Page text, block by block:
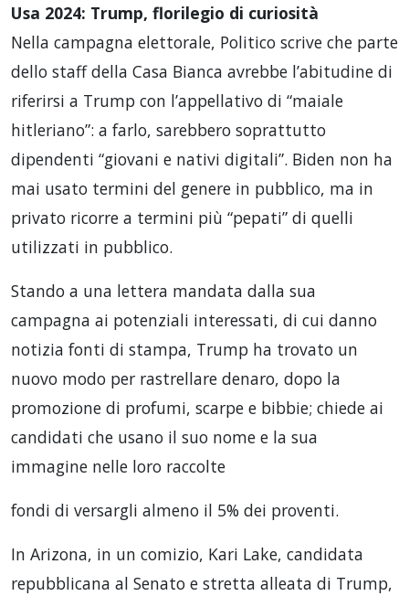
Usa 2024: Trump, florilegio di curiosità
Nella campagna elettorale, Politico scrive che parte
dello staff della Casa Bianca avrebbe l’abitudine di
riferirsi a Trump con l’appellativo di “maiale
hitleriano”: a farlo, sarebbero soprattutto
dipendenti “giovani e nativi digitali”. Biden non ha
mai usato termini del genere in pubblico, ma in
privato ricorre a termini più “pepati” di quelli
utilizzati in pubblico.
Stando a una lettera mandata dalla sua
campagna ai potenziali interessati, di cui danno
notizia fonti di stampa, Trump ha trovato un
nuovo modo per rastrellare denaro, dopo la
promozione di profumi, scarpe e bibbie; chiede ai
candidati che usano il suo nome e la sua
immagine nelle loro raccolte
fondi di versargli almeno il 5% dei proventi.
In Arizona, in un comizio, Kari Lake, candidata
repubblicana al Senato e stretta alleata di Trump,